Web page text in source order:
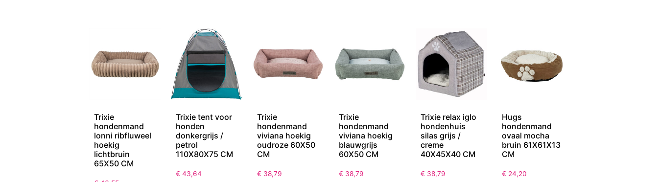
Trixie
hondenmand
lonni ribfluweel
hoekig
lichtbruin
65X50 CM
Trixie tent voor
honden
donkergrijs /
petrol
110X80X75 CM
€ 43,64
Trixie
hondenmand
viviana hoekig
oudroze 60X50
CM
€ 38,79
Trixie
hondenmand
viviana hoekig
blauwgrijs
60X50 CM
€ 38,79
Trixie relax iglo
hondenhuis
silas grijs /
creme
40X45X40 CM
€ 38,79
Hugs
hondenmand
ovaal mocha
bruin 61X61X13
CM
€ 24,20